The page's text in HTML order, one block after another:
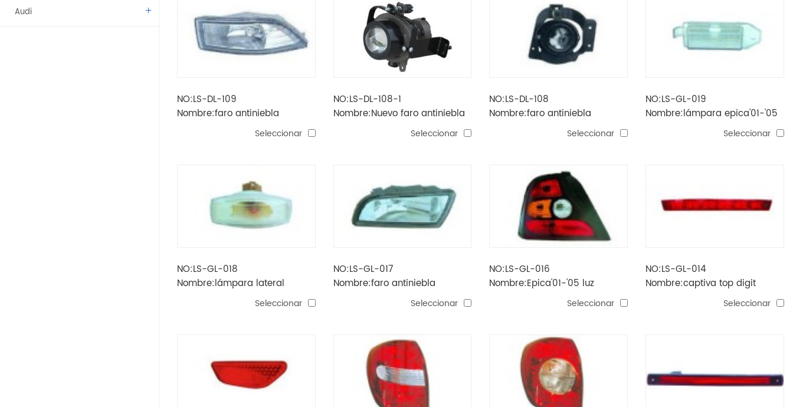
Audi
NO:LS-DL-109
Nombre:faro antiniebla
Seleccionar
NO:LS-DL-108-1
Nombre:Nuevo faro antiniebla
Seleccionar
NO:LS-DL-108
Nombre:faro antiniebla
Seleccionar
NO:LS-GL-019
Nombre:lámpara epica'01-'05
Seleccionar
NO:LS-GL-018
Nombre:lámpara lateral
Seleccionar
NO:LS-GL-017
Nombre:faro antiniebla
Seleccionar
NO:LS-GL-016
Nombre:Epica'01-'05 luz
Seleccionar
NO:LS-GL-014
Nombre:captiva top digit
Seleccionar